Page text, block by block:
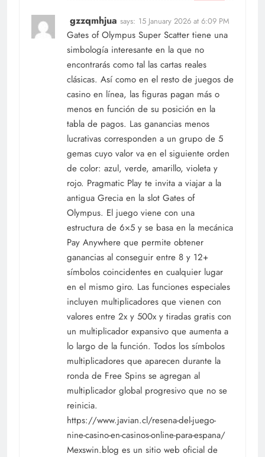
gzzqmhjua says: 15 January 2026 at 6:09 PM
Gates of Olympus Super Scatter tiene una
simbología interesante en la que no
encontrarás como tal las cartas reales
clásicas. Así como en el resto de juegos de
casino en línea, las figuras pagan más o
menos en función de su posición en la
tabla de pagos. Las ganancias menos
lucrativas corresponden a un grupo de 5
gemas cuyo valor va en el siguiente orden
de color: azul, verde, amarillo, violeta y
rojo. Pragmatic Play te invita a viajar a la
antigua Grecia en la slot Gates of
Olympus. El juego viene con una
estructura de 6×5 y se basa en la mecánica
Pay Anywhere que permite obtener
ganancias al conseguir entre 8 y 12+
símbolos coincidentes en cualquier lugar
en el mismo giro. Las funciones especiales
incluyen multiplicadores que vienen con
valores entre 2x y 500x y tiradas gratis con
un multiplicador expansivo que aumenta a
lo largo de la función. Todos los símbolos
multiplicadores que aparecen durante la
ronda de Free Spins se agregan al
multiplicador global progresivo que no se
reinicia.
https://www.javian.cl/resena-del-juego-
nine-casino-en-casinos-online-para-espana/
Mexswin.blog es un sitio web oficial de